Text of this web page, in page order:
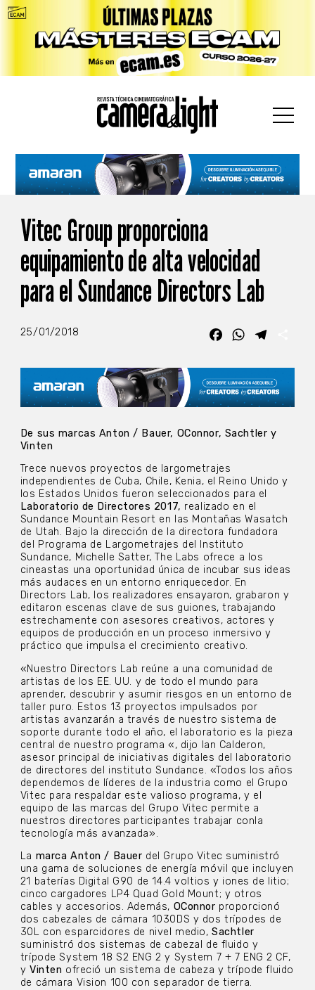
Vitec Group proporciona
equipamiento de alta velocidad
para el Sundance Directors Lab
25/01/2018 FacebookWhatsApp
De sus marcas Anton / Bauer, OConnor, Sachtler y
Vinten
Trece nuevos proyectos de largometrajes
independientes de Cuba, Chile, Kenia, el Reino Unido y
los Estados Unidos fueron seleccionados para el
Laboratorio de Directores 2017, realizado en el
Sundance Mountain Resort en las Montañas Wasatch
de Utah. Bajo la dirección de la directora fundadora
del Programa de Largometrajes del Instituto
Sundance, Michelle Satter, The Labs ofrece a los
cineastas una oportunidad única de incubar sus ideas
más audaces en un entorno enriquecedor. En
Directors Lab, los realizadores ensayaron, grabaron y
editaron escenas clave de sus guiones, trabajando
estrechamente con asesores creativos, actores y
equipos de producción en un proceso inmersivo y
práctico que impulsa el crecimiento creativo.
«Nuestro Directors Lab reúne a una comunidad de
artistas de los EE. UU. y de todo el mundo para
aprender, descubrir y asumir riesgos en un entorno de
taller puro. Estos 13 proyectos impulsados ​​por
artistas avanzarán a través de nuestro sistema de
soporte durante todo el año, el laboratorio es la pieza
central de nuestro programa «, dijo Ian Calderon,
asesor principal de iniciativas digitales del laboratorio
de directores del instituto Sundance. «Todos los años
dependemos de líderes de la industria como el Grupo
Vitec para respaldar este valioso programa, y ​​el
equipo de las marcas del Grupo Vitec permite a
nuestros directores participantes trabajar conla
tecnología más avanzada».
La marca Anton / Bauer del Grupo Vitec suministró
una gama de soluciones de energía móvil que incluyen
21 baterías Digital G90 de 14.4 voltios y iones de litio;
cinco cargadores LP4 Quad Gold Mount; y otros
cables y accesorios. Además, OConnor proporcionó
dos cabezales de cámara 1030DS y dos trípodes de
30L con esparcidores de nivel medio,Sachtler
suministró dos sistemas de cabezal de fluido y
trípode System 18 S2 ENG 2 y System 7 + 7 ENG 2 CF,
y Vinten ofreció un sistema de cabeza y trípode fluido
de cámara Vision 100 con separador de tierra.